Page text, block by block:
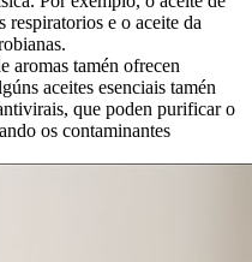
respiratorios e o aceite da
aromas tamén ofrecen
aceites esenciais tamén
que poden purificar o
os contaminantes